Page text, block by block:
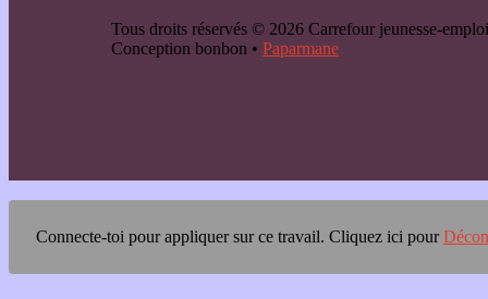
Tous droits réservés © 2026 Carrefour jeunesse-
Conception bonbon • Paparmane
Connecte-toi pour appliquer sur ce travail. Cliquez ici pour